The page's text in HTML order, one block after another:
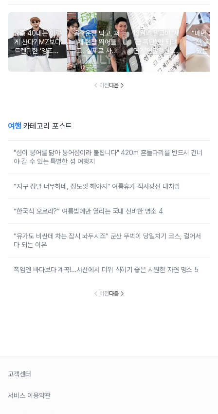
요즘 40대는 이렇
게 산다? MZ보다
트렌디한 ‘영포티’
분석
음주운전 막고, 화
재 현장 뛰어들
고..실제로 사람
구한 연예인 10
13월의 월급이 '세
금 폭탄' 안 되려
면? '연말정산' 핵
심 꿀팁 A to Z
“매년 받
진, 혹시
있는 건
요?”
이전다음
여행 카테고리 포스트
"섬이 붕어를 닮아 붕어섬이라 불립니다" 420m 흔들다리를 반드시 건너
야 갈 수 있는 특별한 섬 여행지
“지구 정말 너무하네, 정도껏 해야지” 여름휴가 직사광선 대처법
“한국식 오로라?” 여름밤에만 열리는 국내 신비한 명소 4
“유가도 비싼데 차는 잠시 놔두시죠” 군산 뚜벅이 당일치기 코스, 걸어서
다 되는 이유
폭염엔 바다보다 계곡!…서산에서 더위 식히기 좋은 시원한 자연 명소 5
이전다음
고객센터
서비스 이용약관